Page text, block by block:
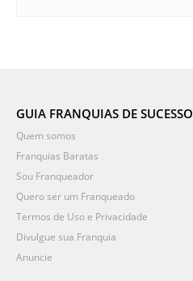
GUIA FRANQUIAS DE SUCESSO
Quem somos
Franquias Baratas
Sou Franqueador
Quero ser um Franqueado
Termos de Uso e Privacidade
Divulgue sua Franquia
Anuncie